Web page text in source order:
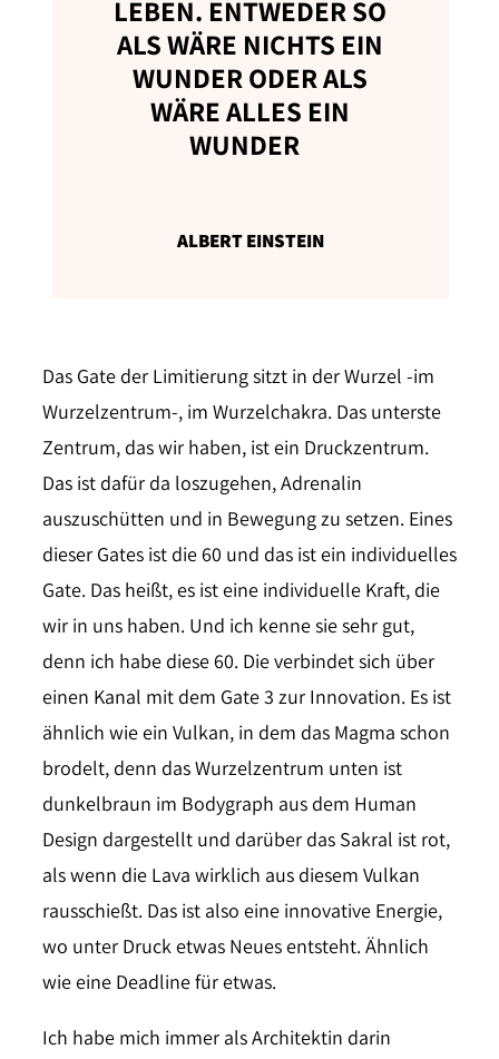
LEBEN. ENTWEDER SO
ALS WÄRE NICHTS EIN
WUNDER ODER ALS
WÄRE ALLES EIN
WUNDER
ALBERT EINSTEIN
Das Gate der Limitierung sitzt in der Wurzel -im
Wurzelzentrum-, im Wurzelchakra. Das unterste
Zentrum, das wir haben, ist ein Druckzentrum.
Das ist dafür da loszugehen, Adrenalin
auszuschütten und in Bewegung zu setzen. Eines
dieser Gates ist die 60 und das ist ein individuelles
Gate. Das heißt, es ist eine individuelle Kraft, die
wir in uns haben. Und ich kenne sie sehr gut,
denn ich habe diese 60. Die verbindet sich über
einen Kanal mit dem Gate 3 zur Innovation. Es ist
ähnlich wie ein Vulkan, in dem das Magma schon
brodelt, denn das Wurzelzentrum unten ist
dunkelbraun im Bodygraph aus dem Human
Design dargestellt und darüber das Sakral ist rot,
als wenn die Lava wirklich aus diesem Vulkan
rausschießt. Das ist also eine innovative Energie,
wo unter Druck etwas Neues entsteht. Ähnlich
wie eine Deadline für etwas.
Ich habe mich immer als Architektin darin